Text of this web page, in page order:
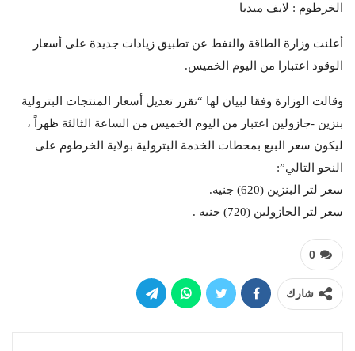
الخرطوم : لايف ميديا
أعلنت وزارة الطاقة والنفط عن تطبيق زيادات جديدة على أسعار
الوقود اعتبارا من اليوم الخميس.
وقالت الوزارة وفقا لبيان لها “تقرر تعديل أسعار المنتجات البترولية
بنزين -جازولين اعتبار من اليوم الخميس من الساعة الثالثة ظهراً ،
ليكون سعر البيع بمحطات الخدمة البترولية بولاية الخرطوم على
النحو التالي”:
سعر لتر البنزين (620) جنيه.
سعر لتر الجازولين (720) جنيه .
0
شارك